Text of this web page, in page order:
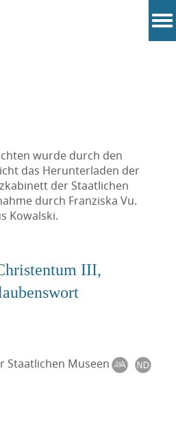
wurde durch den
das Herunterladen der
der Staatlichen
durch Franziska Vu.
Kowalski.
III,
Staatlichen Museen